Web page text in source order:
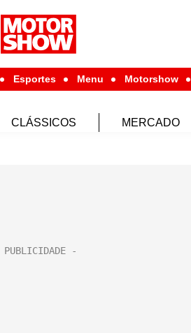
Esportes Menu Motorshow
CLÁSSICOS MERCADO